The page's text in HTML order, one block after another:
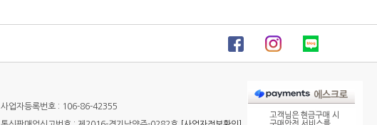
사업자등록번호 : 106-86-42355